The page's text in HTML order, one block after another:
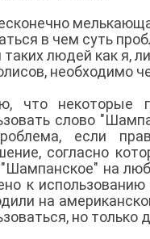
в чем суть
таких людей как я,
необходимо
что некоторые
слово
если
согласно
"Шампанское" на
к
на
но